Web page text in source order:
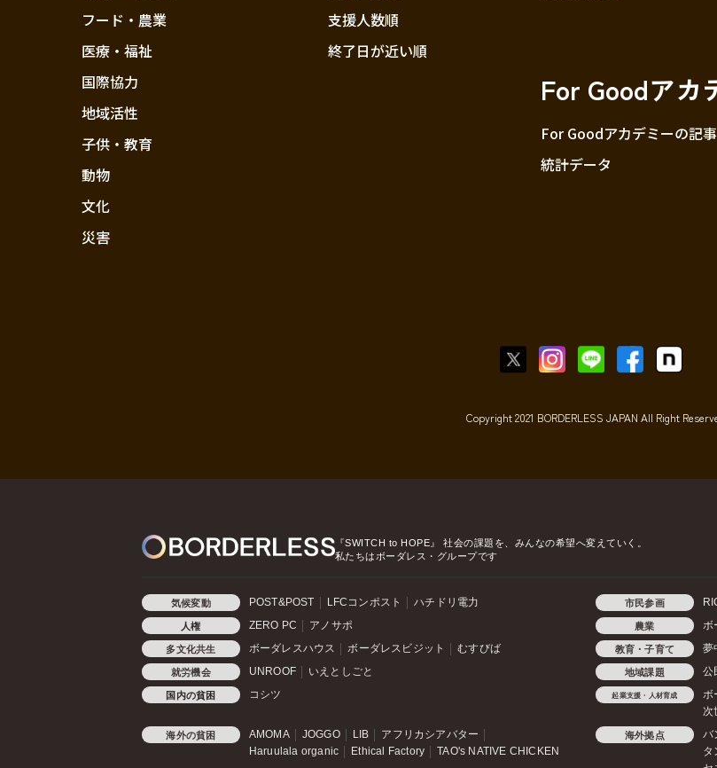
フード・農業
医療・福祉
国際協力
地域活性
子供・教育
動物
文化
災害
支援人数順
終了日が近い順
For Goodアカ
For Goodアカデミーの記
統計データ
Copyright 2021 BORDERLESS JAPAN All Right
『SWITCH to HOPE』
社会の課題を、みんなの希望へ変えていく。
私たちはボーダレス・グループです
気候変動 POST&POST LFCコンポスト ハチドリ電力 市民参画
人権 ZERO PC アノサポ 農業 ボ
多文化共生 ボーダレスハウス ボーダレスビジット むすびば 教育・子育て 夢
就労機会 UNROOF いえとしごと 地域課題 公
国内の貧困 コシツ 起業支援・人材育成
ボ
次
海外の貧困 AMOMA JOGGO LIB
アフリカシアバター
Haruulala organic
Ethical Factory TAO's NATIVE CHICKEN
海外拠点 バ
タ